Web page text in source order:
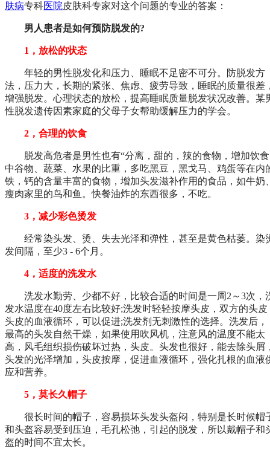
肤病专科医院皮肤科专家对这个问题的专业的答案：
男人患者是如何预防脱发的?
1，放松的状态
年轻的男性脱发化和压力、睡眠不足密不可分。防脱发方
法，压力大，长期的紧张、焦虑、疲劳导致，睡眠的质量很差
增强脱发。心理状态的放松，提高睡眠质量脱发状况改善。某
性脱发遗传因素家庭的父母子女帮助缓解压力的学会。
2，合理的饮食
脱发高危者是男性也有“分离，甜的，辣的食物，增加饮食
中谷物、蔬菜、水果的比重，多吃黑豆，黑戈马、鸡蛋等在内
铁，钙的含量丰富的食物，增加头发滋补作用的食品，如牛奶
瘦肉家里的鸟和鱼。快餐油炸的东西很多，不吃。
3，减少彩色烫发
经常染头发、烫、失去光泽和弹性，甚至是黄色枯萎。染
发间隔，至少3 - 6个月。
4，适度的洗发水
洗发水勤劳、少都不好，比较合适的时间是一周2～3次，
发水温度在40度左右比较好;洗发时轻轻按摩头皮，双方的头皮
头皮的血液循环，可以促进;洗发剂无刺激性的选择。洗发后，
最高的头发自然干燥，如果使用吹风机，注意风的温度不能太
高，风毛组织损伤破坏过热，头皮。头发也很好，能去除头屑
头发的光泽增加，头皮按摩，促进血液循环，强化扎根的血液
应和营养。
5，莫长久帽子
很长时间的帽子，容易损坏头发头盔闷，特别是长时候帽
和头盔容易受到压迫，毛孔松弛，引起的脱发，所以戴帽子和
盔的时间不宜太长。